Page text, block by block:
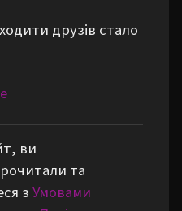
друзів стало
ви
та
зУмовами